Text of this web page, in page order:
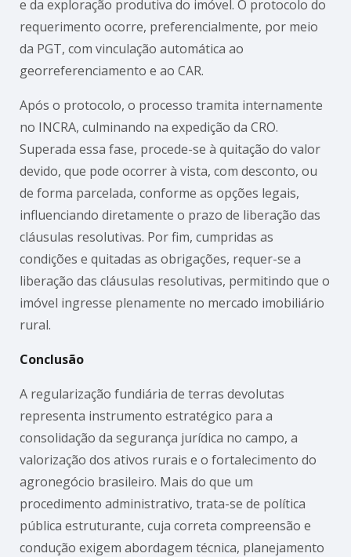
e da exploração produtiva do imóvel. O protocolo do
requerimento ocorre, preferencialmente, por meio
da PGT, com vinculação automática ao
georreferenciamento e ao CAR.
Após o protocolo, o processo tramita internamente
no INCRA, culminando na expedição da CRO.
Superada essa fase, procede-se à quitação do valor
devido, que pode ocorrer à vista, com desconto, ou
de forma parcelada, conforme as opções legais,
influenciando diretamente o prazo de liberação das
cláusulas resolutivas. Por fim, cumpridas as
condições e quitadas as obrigações, requer-se a
liberação das cláusulas resolutivas, permitindo que o
imóvel ingresse plenamente no mercado imobiliário
rural.
Conclusão
A regularização fundiária de terras devolutas
representa instrumento estratégico para a
consolidação da segurança jurídica no campo, a
valorização dos ativos rurais e o fortalecimento do
agronegócio brasileiro. Mais do que um
procedimento administrativo, trata-se de política
pública estruturante, cuja correta compreensão e
condução exigem abordagem técnica, planejamento